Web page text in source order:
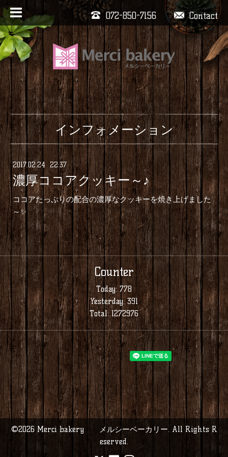
Contact
072-850-7156
インフォメーション
2017.02.24 22:37
濃厚ココアクッキー～♪
ココアたっぷりの配合の濃厚なクッキーを焼き上げました
～✨
Counter
Today:778
Yesterday:391
Total:1272976
©2026 Merci bakery メルシーベーカリー . All Rights R
eserved.